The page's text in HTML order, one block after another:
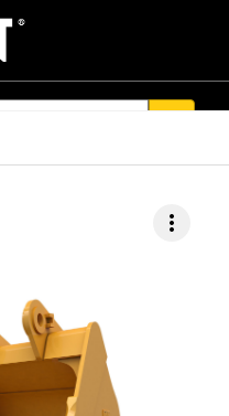
more_vert